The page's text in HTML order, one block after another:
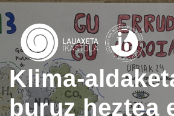
Klima-
buruz heztea